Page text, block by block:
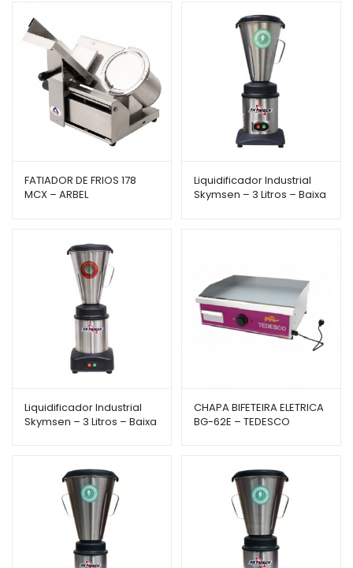
FATIADOR DE FRIOS 178
MCX – ARBEL
Liquidificador Industrial
Skymsen – 3 Litros – Baixa
Liquidificador Industrial
Skymsen – 3 Litros – Baixa
CHAPA BIFETEIRA ELETRICA
BG-62E – TEDESCO